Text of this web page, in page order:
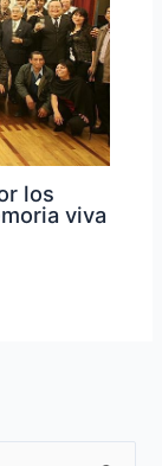
los
viva